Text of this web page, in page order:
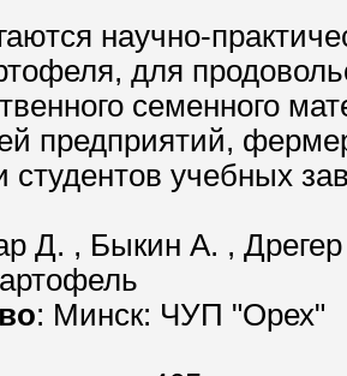
научно-
для
семенного
предприятий,
студентов учебных
Д. , Быкин А. ,
: Минск: ЧУП "Орех"